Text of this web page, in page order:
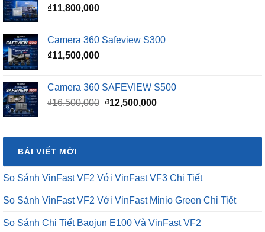
₫11,800,000
Camera 360 Safeview S300
₫11,500,000
Camera 360 SAFEVIEW S500
₫16,500,000 Giá
₫16,500,000.
₫12,500,000Giá
là:
BÀI VIẾT MỚI
So Sánh VinFast VF2 Với VinFast VF3 Chi Tiết
So Sánh VinFast VF2 Với VinFast Minio Green Chi Tiết
So Sánh Chi Tiết Baojun E100 Và VinFast VF2